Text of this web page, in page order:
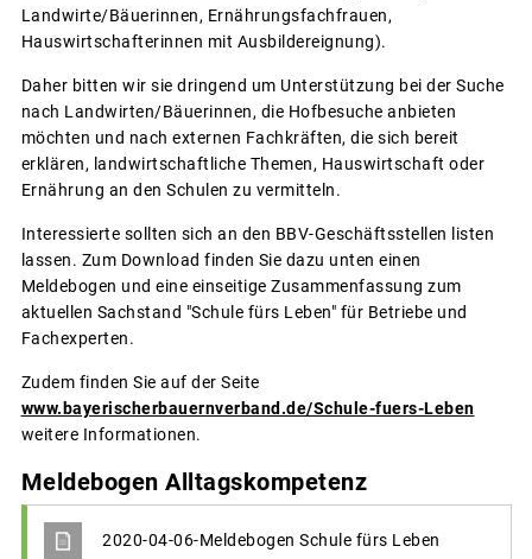
Landwirte/Bäuerinnen, Ernährungsfachfrauen,
Hauswirtschafterinnen mit Ausbildereignung).
Daher bitten wir sie dringend um Unterstützung bei der Suche
nach Landwirten/Bäuerinnen, die Hofbesuche anbieten
möchten und nach externen Fachkräften, die sich bereit
erklären, landwirtschaftliche Themen, Hauswirtschaft oder
Ernährung an den Schulen zu vermitteln.
Interessierte sollten sich an den BBV-Geschäftsstellen listen
lassen. Zum Download finden Sie dazu unten einen
Meldebogen und eine einseitige Zusammenfassung zum
aktuellen Sachstand "Schule fürs Leben" für Betriebe und
Fachexperten.
Zudem finden Sie auf der Seite
www.bayerischerbauernverband.de/Schule-fuers-Leben
weitere Informationen.
Meldebogen Alltagskompetenz
2020-04-06-Meldebogen Schule fürs Leben